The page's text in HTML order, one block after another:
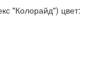
"Колорайд") цвет: